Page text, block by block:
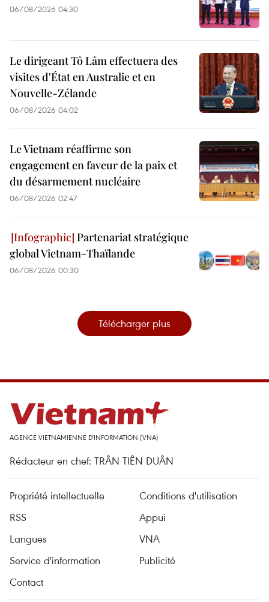
06/08/2026 04:30
Le dirigeant Tô Lâm effectuera des
visites d'État en Australie et en
Nouvelle-Zélande
06/08/2026 04:02
Le Vietnam réaffirme son
engagement en faveur de la paix et
du désarmement nucléaire
06/08/2026 02:47
Partenariat stratégique
global Vietnam-Thaïlande
06/08/2026 00:30
Télécharger plus
AGENCE VIETNAMIENNE D'INFORMATION (VNA)
Rédacteur en chef: TRÂN TIÊN DUÂN
Propriété intellectuelle
Conditions d'utilisation
RSS
Appui
Langues
VNA
Service d'information
Publicité
Contact